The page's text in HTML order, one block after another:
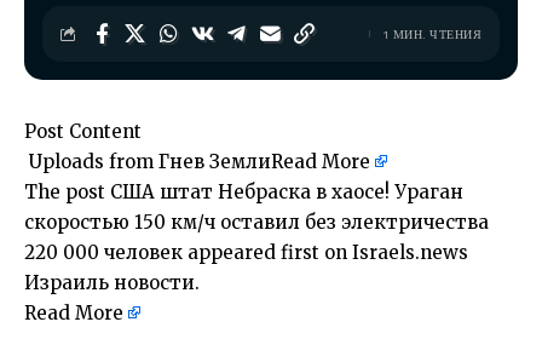
1 МИН. ЧТЕНИЯ
Post Content
​ Uploads from Гнев ЗемлиRead More
The post США штат Небраска в хаосе! Ураган
скоростью 150 км/ч оставил без электричества ​​
220 000 человек appeared first on Israels.news
Израиль новости.
Read More